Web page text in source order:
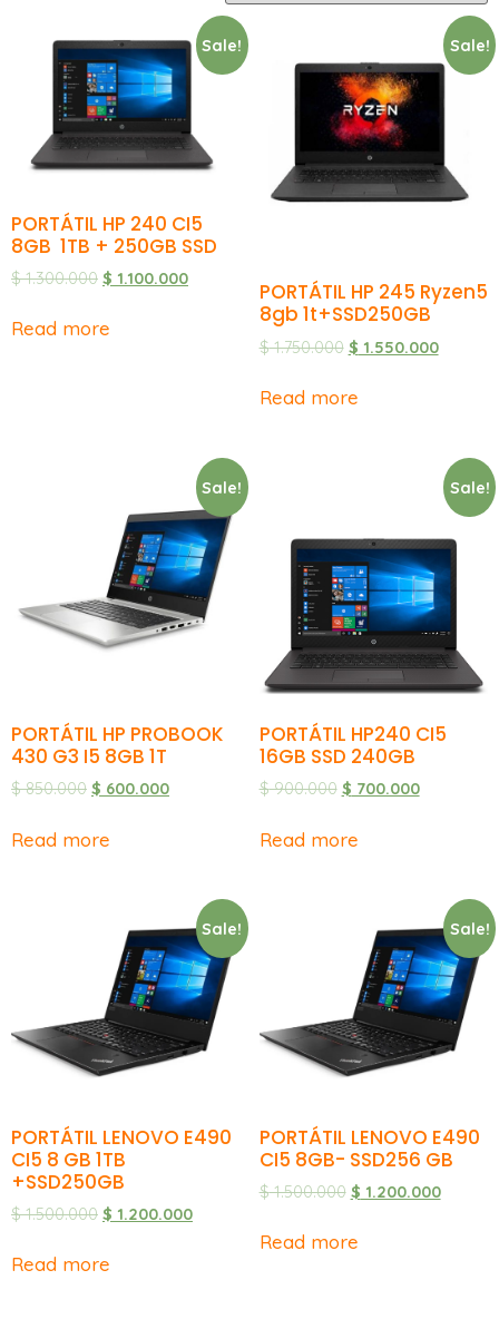
Sale!
PORTÁTIL HP 240 CI5
8GB 1TB + 250GB SSD
$1.300.000 $ 1.100.000
Read more
Sale!
PORTÁTIL HP 245 Ryzen5
8gb 1t+SSD250GB
$1.750.000 $ 1.550.000
Read more
Sale!
PORTÁTIL HP PROBOOK
430 G3 I5 8GB 1T
$850.000 $ 600.000
Read more
Sale!
PORTÁTIL HP240 CI5
16GB SSD 240GB
$900.000 $ 700.000
Read more
Sale!
PORTÁTIL LENOVO E490
CI5 8 GB 1TB
+SSD250GB
$1.500.000 $ 1.200.000
Read more
Sale!
PORTÁTIL LENOVO E490
CI5 8GB- SSD256 GB
$1.500.000 $ 1.200.000
Read more